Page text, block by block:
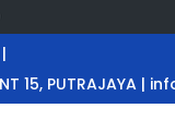
15, PUTRAJAYA |